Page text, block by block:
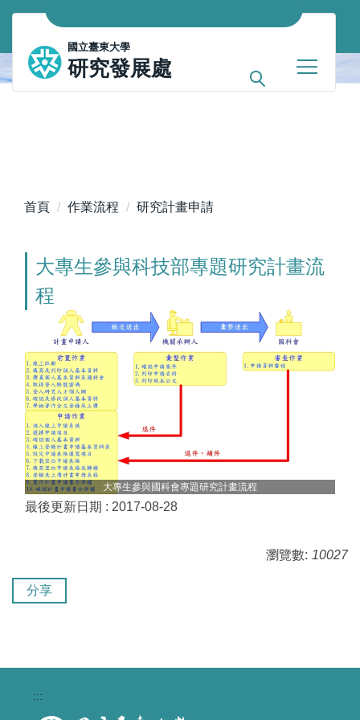
跳
主
內
國立臺東大學
研究發展處
首頁 作業流程 研究計畫申請
大專生參與科技部專題研究計畫流
程
大專生參與國科會專題研究計畫流程
最後更新日期 : 2017-08-28
瀏覽數: 10027
分享
:::